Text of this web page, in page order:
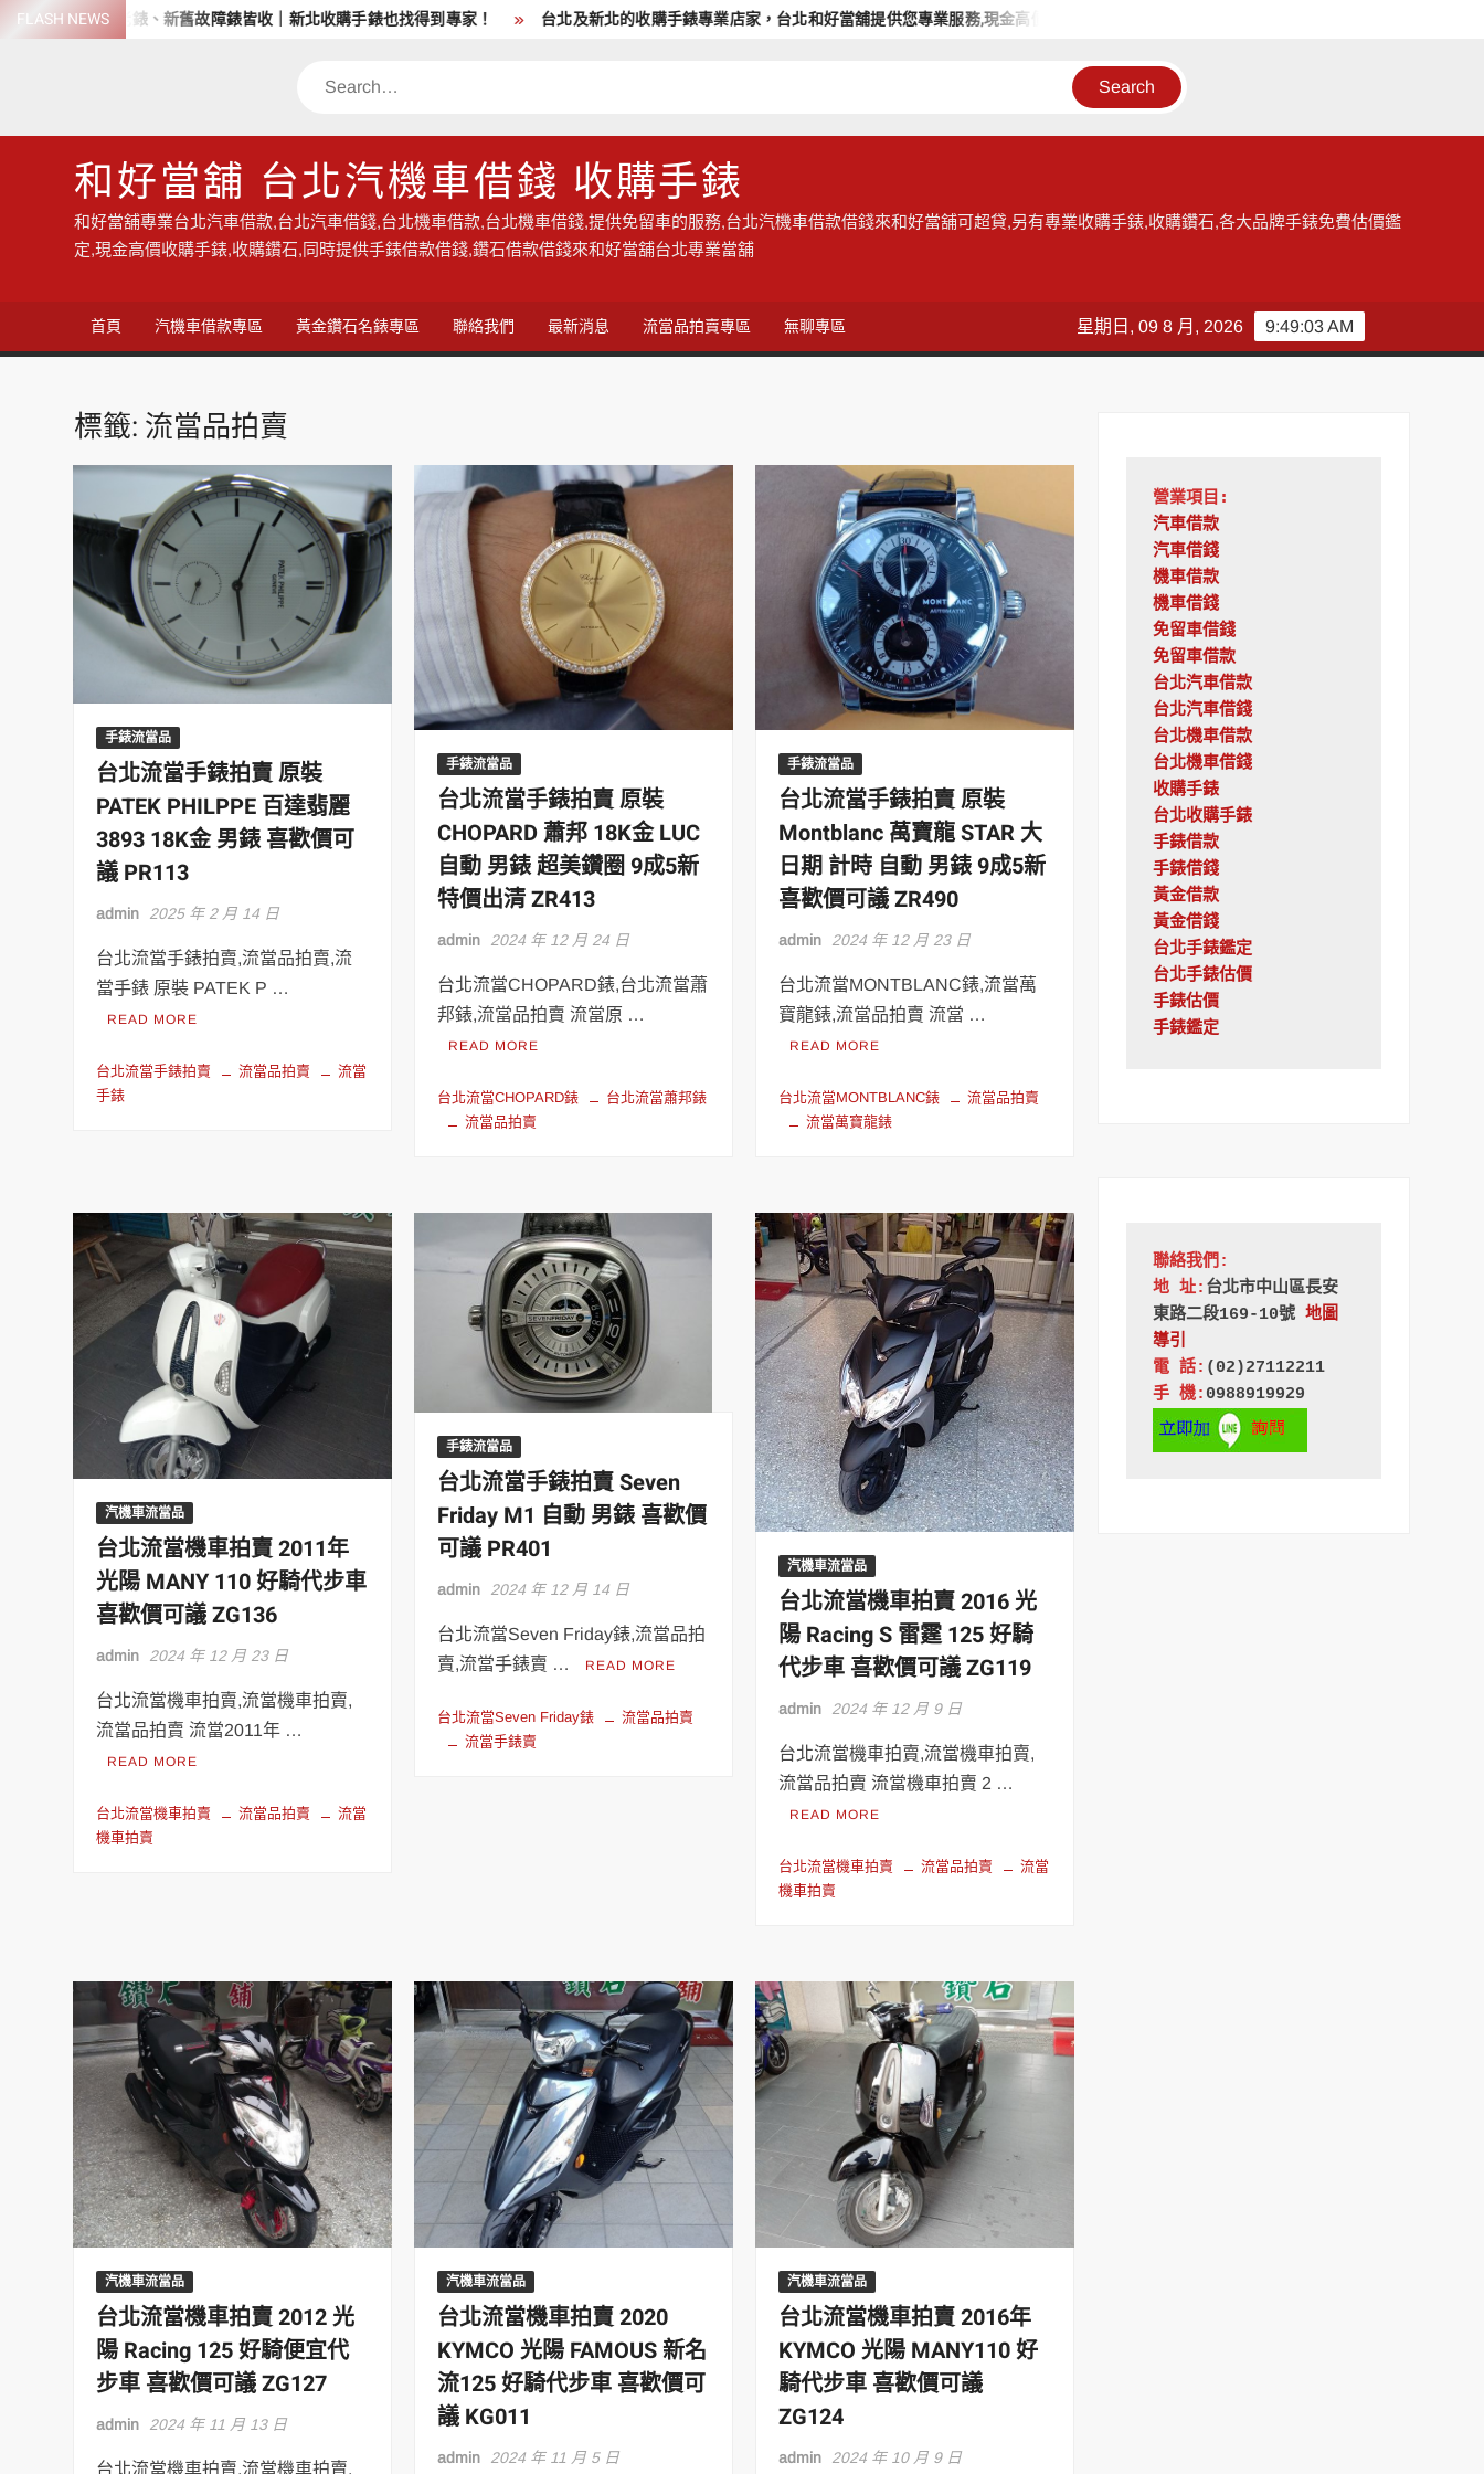
SkipFLASH NEWS
名錶、老錶、新舊故障錶皆收｜新北收購手錶也找得到專家！ 台北及新北的收購手錶專業店家，台北和好當舖提供您專業服務,現金高價收購手錶
Search
和好當舖 台北汽機車借錢 收購手錶
和好當舖專業台北汽車借款,台北汽車借錢,台北機車借款,台北機車借錢,提供免留車的服務,台北汽機車借款借錢來和好當舖可超貸,另有專業收購手錶,收購鑽石,各大品牌手錶免費估價鑑
定,現金高價收購手錶,收購鑽石,同時提供手錶借款借錢,鑽石借款借錢來和好當舖台北專業當舖
首頁 汽機車借款專區 黃金鑽石名錶專區 聯絡我們 最新消息 流當品拍賣專區 無聊專區 9:49:04 AM
星期日, 09 8 月, 2026
標籤: 流當品拍賣
手錶流當品
台北流當手錶拍賣 原裝
PATEK PHILPPE 百達翡麗
3893 18K金 男錶 喜歡價可
議 PR113
admin 2025 年 2 月 14 日
台北流當手錶拍賣,流當品拍賣,流
當手錶 原裝 PATEK P …
READ MORE
台北流當手錶拍賣 流當品拍賣
流當
手錶
手錶流當品
台北流當手錶拍賣 原裝
CHOPARD 蕭邦 18K金 LUC
自動 男錶 超美鑽圈 9成5新
特價出清 ZR413
admin 2024 年 12 月 24 日
台北流當CHOPARD錶,台北流當蕭
邦錶,流當品拍賣 流當原 …
READ MORE
台北流當CHOPARD錶
台北流當蕭邦錶
流當品拍賣
手錶流當品
台北流當手錶拍賣 原裝
Montblanc 萬寶龍 STAR 大
日期 計時 自動 男錶 9成5新
喜歡價可議 ZR490
admin 2024 年 12 月 23 日
台北流當MONTBLANC錶,流當萬
寶龍錶,流當品拍賣 流當 …
READ MORE
台北流當MONTBLANC錶
流當品拍賣
流當萬寶龍錶
汽機車流當品
台北流當機車拍賣 2011年
光陽 MANY 110 好騎代步車
喜歡價可議 ZG136
admin 2024 年 12 月 23 日
台北流當機車拍賣,流當機車拍賣,
流當品拍賣 流當2011年 …
READ MORE
台北流當機車拍賣 流當品拍賣
流當
機車拍賣
手錶流當品
台北流當手錶拍賣 Seven
Friday M1 自動 男錶 喜歡價
可議 PR401
admin 2024 年 12 月 14 日
台北流當Seven Friday錶,流當品拍
賣,流當手錶賣 …
READ MORE
台北流當Seven Friday錶
流當品拍賣
流當手錶賣
汽機車流當品
台北流當機車拍賣 2016 光
陽 Racing S 雷霆 125 好騎
代步車 喜歡價可議 ZG119
admin 2024 年 12 月 9 日
台北流當機車拍賣,流當機車拍賣,
流當品拍賣 流當機車拍賣 2 …
READ MORE
台北流當機車拍賣 流當品拍賣
流當
機車拍賣
汽機車流當品
台北流當機車拍賣 2012 光
陽 Racing 125 好騎便宜代
步車 喜歡價可議 ZG127
admin 2024 年 11 月 13 日
台北流當機車拍賣,流當機車拍賣,
汽機車流當品
台北流當機車拍賣 2020
KYMCO 光陽 FAMOUS 新名
流125 好騎代步車 喜歡價可
議 KG011
admin 2024 年 11 月 5 日
汽機車流當品
台北流當機車拍賣 2016年
KYMCO 光陽 MANY110 好
騎代步車 喜歡價可議
ZG124
admin 2024 年 10 月 9 日
營業項目:
汽車借款
汽車借錢
機車借款
機車借錢
免留車借錢
免留車借款
台北汽車借款
台北汽車借錢
台北機車借款
台北機車借錢
收購手錶
台北收購手錶
手錶借款
手錶借錢
黃金借款
黃金借錢
台北手錶鑑定
台北手錶估價
手錶估價
手錶鑑定
聯絡我們:
地 址: 台北市中山區長安
東路二段169-10號 地圖
導引
電 話: (02)27112211
手 機: 0988919929